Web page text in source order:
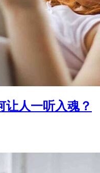
让人一听入魂？